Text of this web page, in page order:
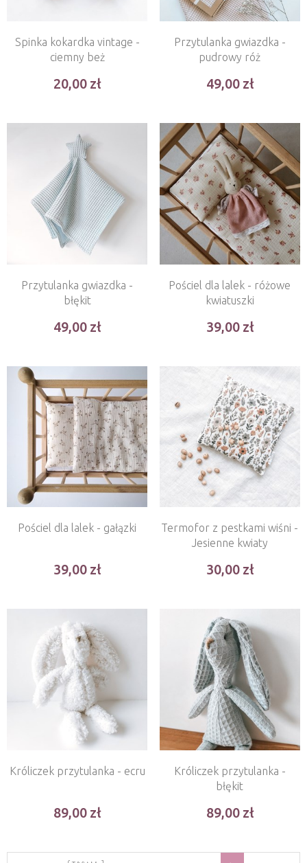
Spinka kokardka vintage -
ciemny beż
20,00
Przytulanka gwiazdka -
pudrowy róż
49,00
Przytulanka gwiazdka -
błękit
49,00
Pościel dla lalek - różowe
kwiatuszki
39,00
Pościel dla lalek - gałązki
39,00
Termofor z pestkami wiśni -
Jesienne kwiaty
30,00
Króliczek przytulanka - ecru
89,00
Króliczek przytulanka -
błękit
89,00